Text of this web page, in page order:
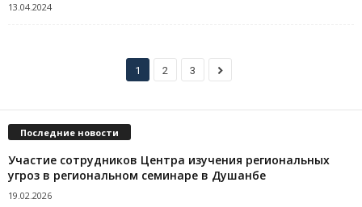
13.04.2024
1 2 3
Последние новости
Участие сотрудников Центра изучения региональных
угроз в региональном семинаре в Душанбе
19.02.2026